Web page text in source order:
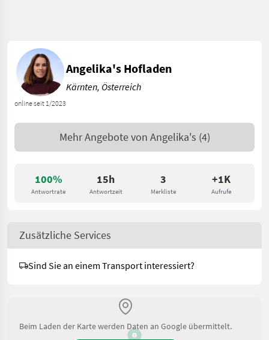
100%
Antwortrate
15h
Antwortzeit
3
Merkliste
+1K
Aufrufe
online seit 1/2023
Angelika's Hofladen
Kärnten, Österreich
Mehr Angebote von Angelika's (4)
Zusätzliche Services
Sind Sie an einem Transport interessiert?
Beim Laden der Karte werden Daten an Google übermittelt.